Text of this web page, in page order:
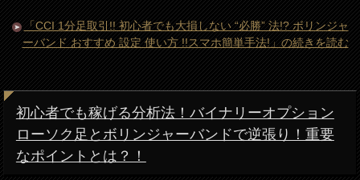
「CCI 1分足取引!! 初心者でも大損しない “必勝” 法!? ボリンジャ
ーバンド おすすめ 設定 使い方 !!スマホ簡単手法!」の続きを読む
初心者でも稼げる分析法！バイナリーオプション
ローソク足とボリンジャーバンドで逆張り！重要
なポイントとは？！